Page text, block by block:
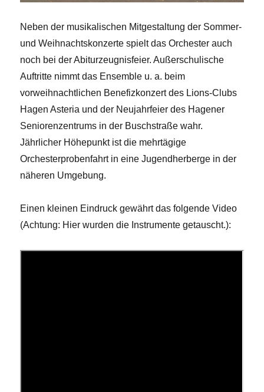
Neben der musikalischen Mitgestaltung der Sommer-
und Weihnachtskonzerte spielt das Orchester auch
noch bei der Abiturzeugnisfeier. Außerschulische
Auftritte nimmt das Ensemble u. a. beim
vorweihnachtlichen Benefizkonzert des Lions-Clubs
Hagen Asteria und der Neujahrfeier des Hagener
Seniorenzentrums in der Buschstraße wahr.
Jährlicher Höhepunkt ist die mehrtägige
Orchesterprobenfahrt in eine Jugendherberge in der
näheren Umgebung.
Einen kleinen Eindruck gewährt das folgende Video
(Achtung: Hier wurden die Instrumente getauscht.):